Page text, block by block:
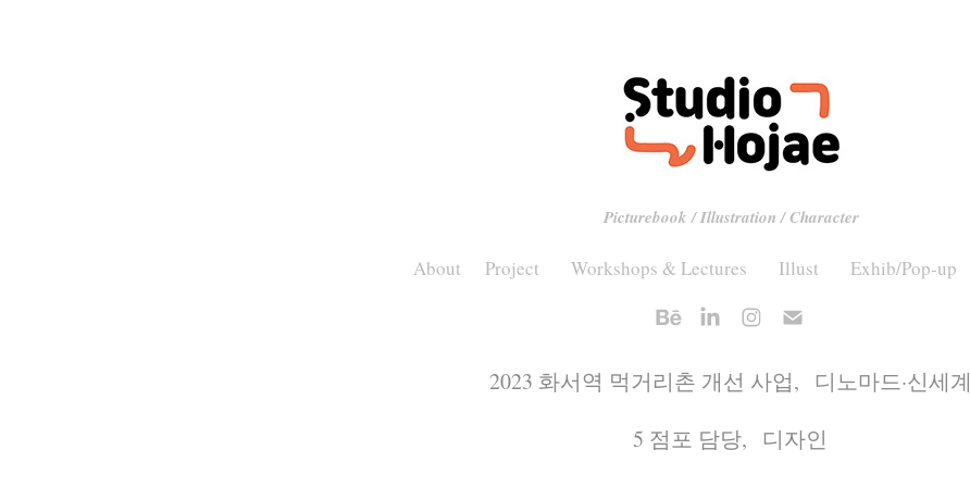
Picturebook / Illustration / Character
About Project Workshops & Lectures Illust Exhib/Pop-up
2023 화서역 먹거리촌 개선 사업, 디노마드·신세계
5 점포 담당, 디자인